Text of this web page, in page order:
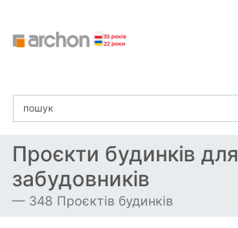
Проєкти будинків для
забудовників
348 Проєктів будинків